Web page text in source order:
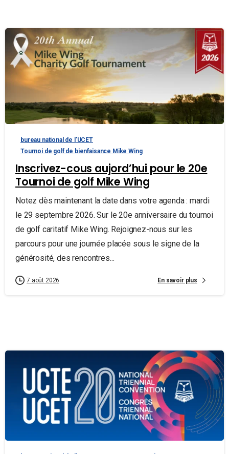
bureau national de l'UCET
Tournoi de golf de bienfaisance Mike Wing
Inscrivez-cous aujord’hui pour le 20e
Tournoi de golf Mike Wing
Notez dès maintenant la date dans votre agenda : mardi
le 29 septembre 2026. Sur le 20e anniversaire du tournoi
de golf caritatif Mike Wing. Rejoignez-nous sur les
parcours pour une journée placée sous le signe de la
générosité, des rencontres...
7 août 2026 En savoir plus